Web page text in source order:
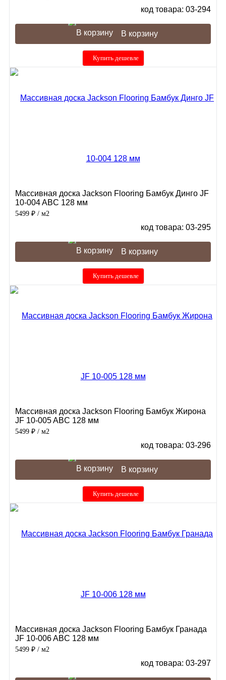
код товара: 03-294
В корзину
Купить дешевле
Массивная доска Jackson Flooring Бамбук Динго JF
10-004 ABC 128 мм
5499 ₽ / м2
код товара: 03-295
В корзину
Купить дешевле
Массивная доска Jackson Flooring Бамбук Жирона
JF 10-005 ABC 128 мм
5499 ₽ / м2
код товара: 03-296
В корзину
Купить дешевле
Массивная доска Jackson Flooring Бамбук Гранада
JF 10-006 ABC 128 мм
5499 ₽ / м2
код товара: 03-297